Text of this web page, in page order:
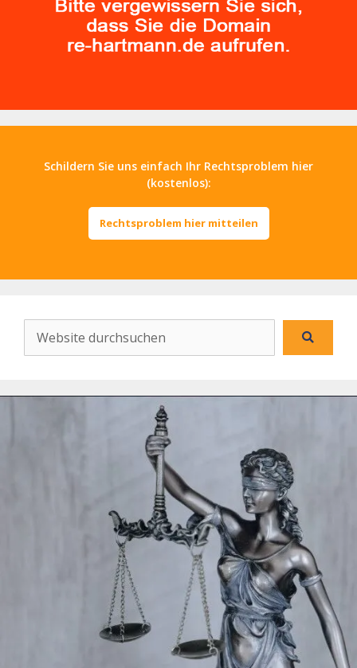
Schildern Sie uns einfach Ihr Rechtsproblem hier
(kostenlos):
Rechtsproblem hier mitteilen